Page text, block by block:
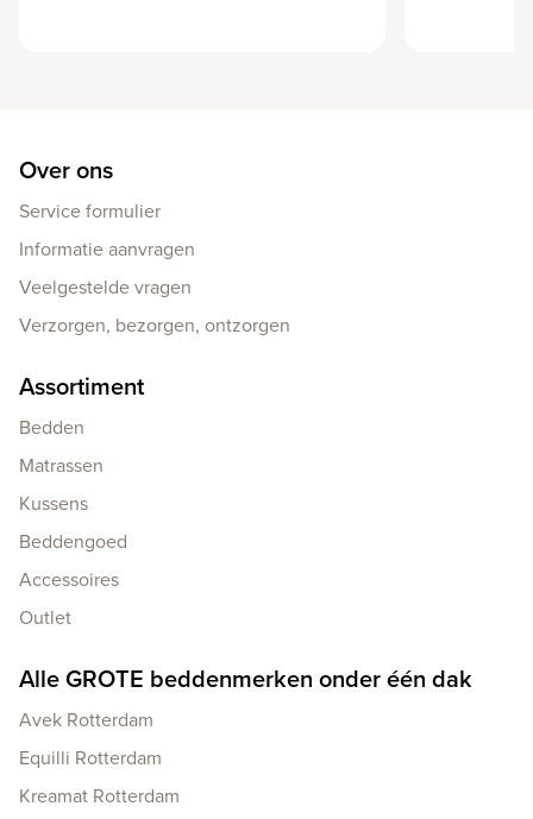
Over ons
Service formulier
Informatie aanvragen
Veelgestelde vragen
Verzorgen, bezorgen, ontzorgen
Assortiment
Bedden
Matrassen
Kussens
Beddengoed
Accessoires
Outlet
Alle GROTE beddenmerken onder één dak
Avek Rotterdam
Equilli Rotterdam
Kreamat Rotterdam